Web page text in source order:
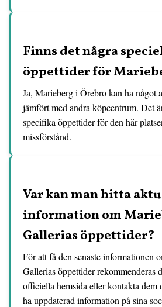
Finns det några
öppettider för
Ja, Marieberg i Örebro kan ha något
jämfört med andra köpcentrum. Det
specifika öppettider för den här
missförstånd.
Var kan man hitta
information om
Gallerias öppettider?
För att få den senaste informationen
Gallerias öppettider rekommenderas
officiella hemsida eller kontakta dem
ha uppdaterad information på sina